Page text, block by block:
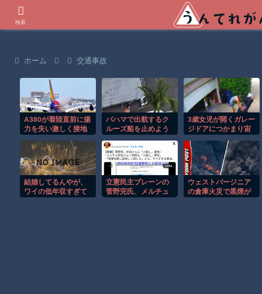
ホーム 交通事故
A380が着陸直前に揚
力を失い激しく接地
バハマで出航するク
ルーズ船を止めよう
劇！！
3歳女児が開くガレー
ジドアにつかまり宙
間！！
結婚してるんやが、
ワイの低年収すぎて
立憲民主ブレーンの
菅野完氏、メルチュ
ウェストバージニア
の倉庫火災で黒煙が
検索